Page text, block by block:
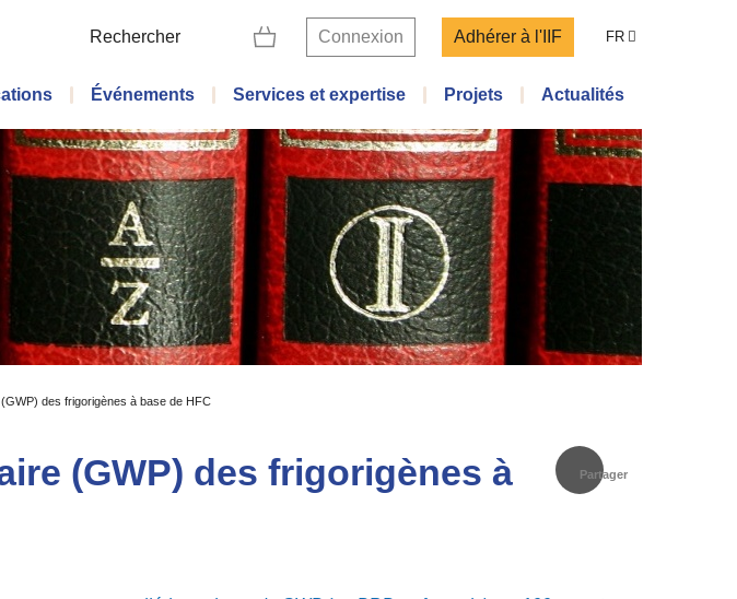
Rechercher Connexion Adhérer à l'IIF FR
Événements Services et expertise Projets Actualités
des frigorigènes à base de HFC
Partager
(GWP) des frigorigènes à